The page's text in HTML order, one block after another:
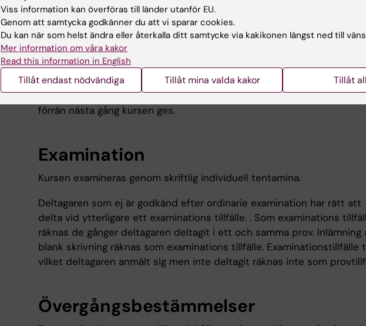
seminarium och inlämningsuppgifter.
Kursansvarig bedömer om och i så fall hur frånvaro från obligatoriska
utbildningsinslag kan tas igen.
Innan deltagaren deltagit i de obligatoriska utbildningsinslagen eller
igen frånvaro i enlighet med kursansvarigs anvisningar kan inte
studieresultaten slutrapporteras. Frånvaro från ett obligatoriskt
utbildningsinslag kan innebära att deltagaren inte kan ta igen tillfället
förrän nästa gång kursen ges.
Examination
Kursen examineras genom skriftlig individuell tentamina.
Deltagaren som ej är godkänd efter ordinarie examination har rätt att
delta vid ytterligare ett examinations tillfälle. . Som examinations
räknas de gånger deltagaren deltagit i ett och samma prov. Inlämning
blank skrivning räknas som examinations tillfälle. Examinationstillfälle
vilket deltagaren anmält sig men inte deltagit räknas inte som
Övergångsbestämmelser
Viss information kan överföras till länder utanför EU.
Genom att samtycka godkänner du att vi sparar cookies.
Du kan när som helst ändra eller återkalla ditt samtycke via kakikonen längst ned till
Mer information om våra kakor
Read this information in English
Tillåt endast nödvändiga Tillåt mina valda kakor Tillåt